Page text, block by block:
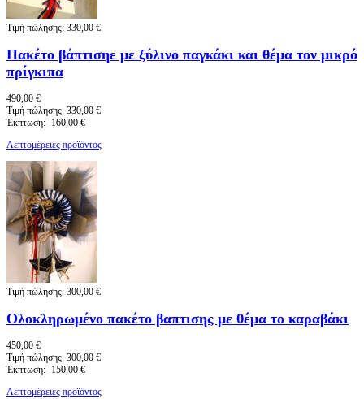
Τιμή πώλησης: 330,00 €
Πακέτο βάπτισηε με ξύλινο παγκάκι και θέμα τον μικρό
πρίγκιπα
490,00 €
Τιμή πώλησης: 330,00 €
Έκπτωση: -160,00 €
Λεπτομέρειες προϊόντος
Τιμή πώλησης: 300,00 €
Ολοκληρωμένο πακέτο βαπτισης με θέμα το καραβάκι
450,00 €
Τιμή πώλησης: 300,00 €
Έκπτωση: -150,00 €
Λεπτομέρειες προϊόντος